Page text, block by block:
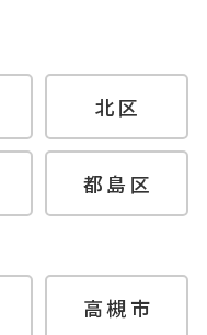
北区
都島区
高槻市